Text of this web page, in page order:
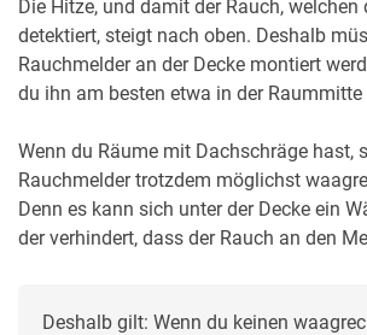
Die Hitze, und damit der Rauch, welchen
detektiert, steigt nach oben. Deshalb
Rauchmelder an der Decke montiert
du ihn am besten etwa in der Raummitte
Wenn du Räume mit Dachschräge hast,
Rauchmelder trotzdem möglichst
Denn es kann sich unter der Decke ein
der verhindert, dass der Rauch an den
Deshalb gilt: Wenn du keinen